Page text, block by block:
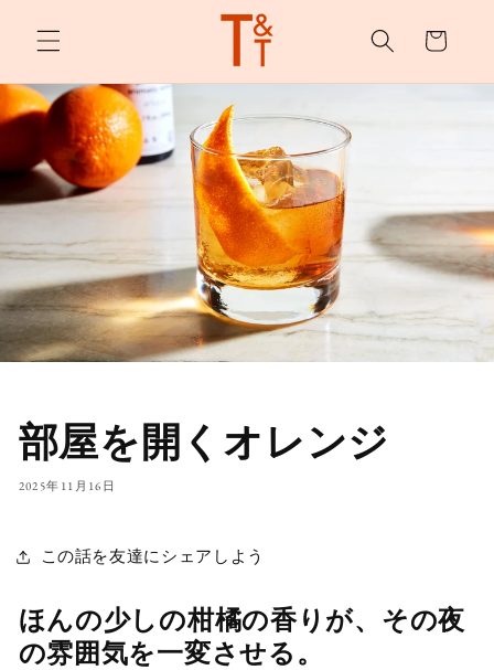
スキッ
プ
ー
部屋を開くオレンジ
2025年11月16日
この話を友達にシェアしよう
ほんの少しの柑橘の香りが、その夜
の雰囲気を一変させる。